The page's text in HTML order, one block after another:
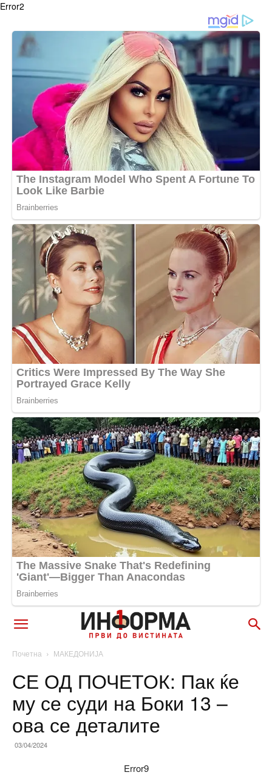
Error2
Почетна МАКЕДОНИЈА
СЕ ОД ПОЧЕТОК: Пак ќе
му се суди на Боки 13 –
ова се деталите
03/04/2024
Error9